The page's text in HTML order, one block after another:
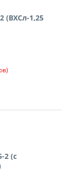
(ВХСл-1,25
2 (с